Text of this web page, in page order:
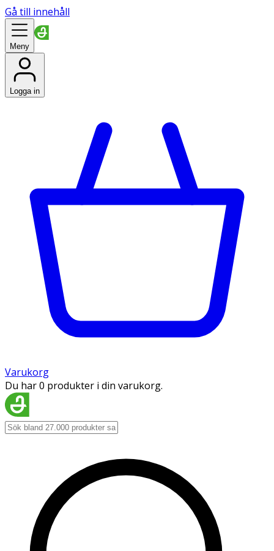
Gå till innehåll
Meny
Logga in
Varukorg
Du har 0 produkter i din varukorg.